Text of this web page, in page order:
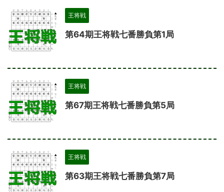
王将戦
第64期王将戦七番勝負第1局
王将戦
第67期王将戦七番勝負第5局
王将戦
第63期王将戦七番勝負第7局